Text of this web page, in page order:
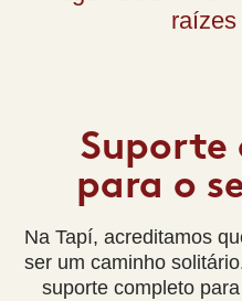
Suporte
para o
Na Tapí, acreditamos
ser um caminho
suporte completo